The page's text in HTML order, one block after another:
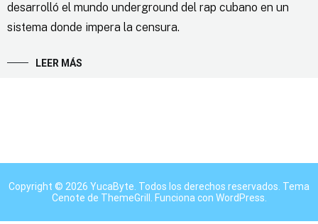
desarrolló el mundo underground del rap cubano en un
sistema donde impera la censura.
LEER MÁS
Copyright © 2026 YucaByte . Todos los derechos reservados. Tema
Cenote de ThemeGrill. Funciona con WordPress